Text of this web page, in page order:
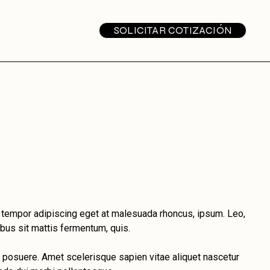
SOLICITAR COTIZACIÓN
adipiscing eget at malesuada rhoncus, ipsum. Leo,
sit mattis fermentum, quis.
Amet scelerisque sapien vitae aliquet nascetur